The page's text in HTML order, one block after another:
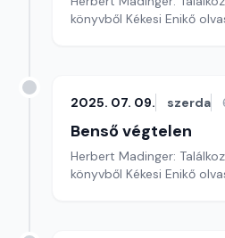
könyvből Kékesi Enikő
2025. 07. 09. szerda
Benső végtelen
Herbert Madinger:
könyvből Kékesi Enikő